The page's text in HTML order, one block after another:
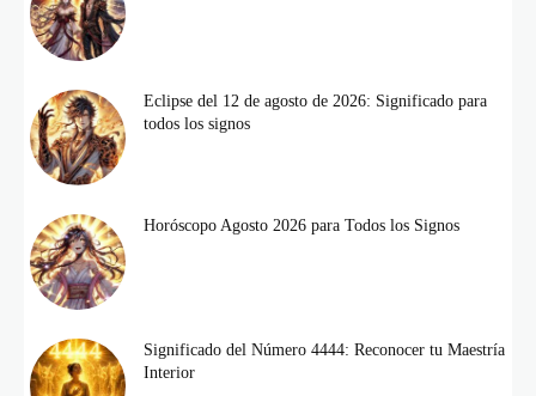
Eclipse del 12 de agosto de 2026: Significado para
todos los signos
Horóscopo Agosto 2026 para Todos los Signos
Significado del Número 4444: Reconocer tu Maestría
Interior